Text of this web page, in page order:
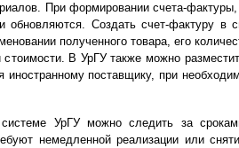
При формировании счета-
обновляются. Создать счет-фактуру в
полученного товара, его
В УрГУ также можно
поставщику, при
УрГУ можно следить за
немедленной реализации или